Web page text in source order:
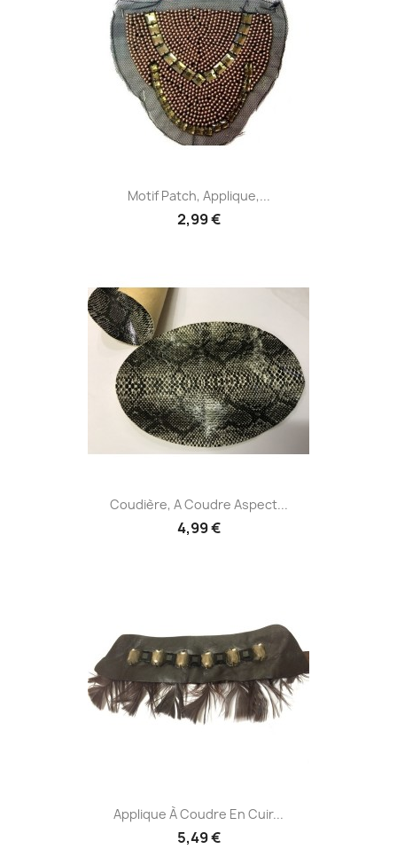
Motif Patch, Applique,...
2,99 €
Coudière, A Coudre Aspect...
4,99 €
Applique À Coudre En Cuir...
5,49 €